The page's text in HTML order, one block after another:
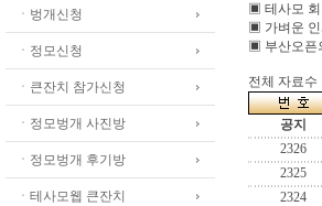
ㆍ벙개신청
ㆍ정모신청
ㆍ큰잔치 참가신청
ㆍ정모벙개 사진방
ㆍ정모벙개 후기방
ㆍ테사모웹 큰잔치
▣ 테사모 회
▣ 가벼운
▣ 부산오픈
전체 자료수
공지
2326
2325
2324